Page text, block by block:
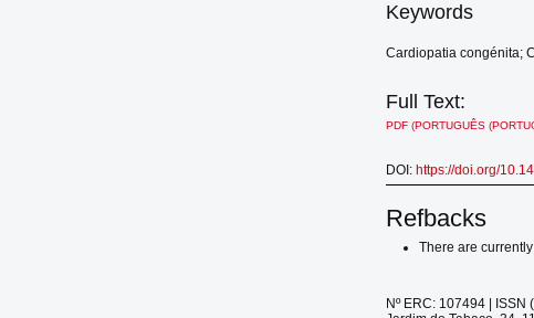
Keywords
Cardiopatia congénita;
Full Text:
PDF (PORTUGUÊS
DOI:https://doi.org/
Refbacks
There are
Nº ERC: 107494 |